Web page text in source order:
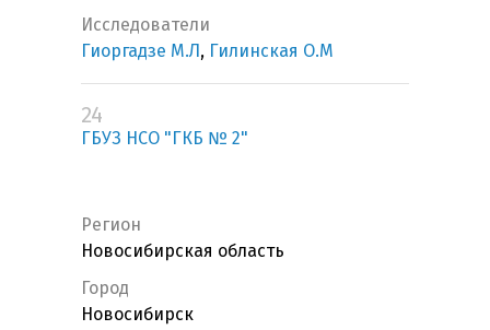
Исследователи
Гиоргадзе М.Л , Гилинская О.М
24
ГБУЗ НСО "ГКБ № 2"
Регион
Новосибирская область
Город
Новосибирск